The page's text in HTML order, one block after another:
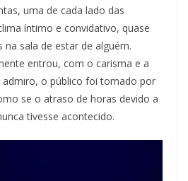
uma de cada lado das
íntimo e convidativo, quase
sala de estar de alguém.
entrou, com o carisma e a
admiro, o público foi tomado por
se o atraso de horas devido a
tivesse acontecido.